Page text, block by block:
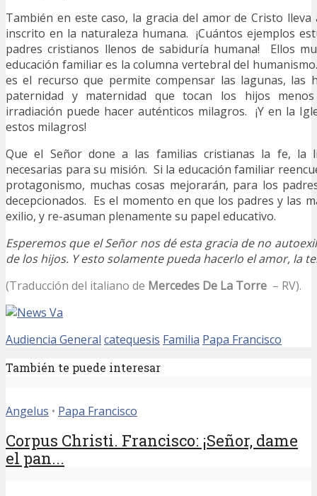
También en este caso, la gracia del amor de Cristo
inscrito en la naturaleza humana. ¡Cuántos ejemplos
padres cristianos llenos de sabiduría humana! Ellos
educación familiar es la columna vertebral del
es el recurso que permite compensar las lagunas, las
paternidad y maternidad que tocan los hijos
irradiación puede hacer auténticos milagros. ¡Y en la
estos milagros!
Que el Señor done a las familias cristianas la fe, la
necesarias para su misión. Si la educación familiar
protagonismo, muchas cosas mejorarán, para los
decepcionados. Es el momento en que los padres y las
exilio, y re-asuman plenamente su papel educativo.
Esperemos que el Señor nos dé esta gracia de no
de los hijos. Y esto solamente pueda hacerlo el amor, la
(Traducción del italiano de Mercedes De La Torre – RV).
Audiencia General catequesis Familia Papa Francisco
También te puede interesar
Angelus • Papa Francisco
Corpus Christi. Francisco: ¡Señor, dame
el pan...